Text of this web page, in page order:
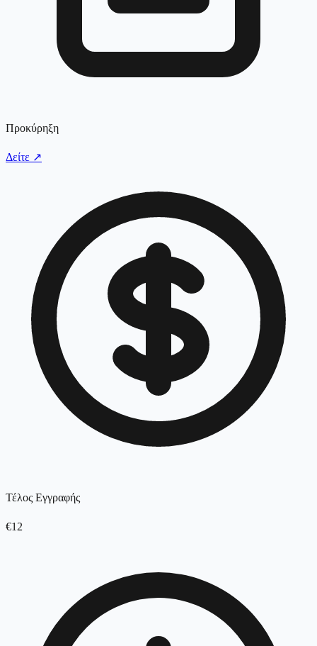
Προκύρηξη
Δείτε ↗
Τέλος Εγγραφής
€12